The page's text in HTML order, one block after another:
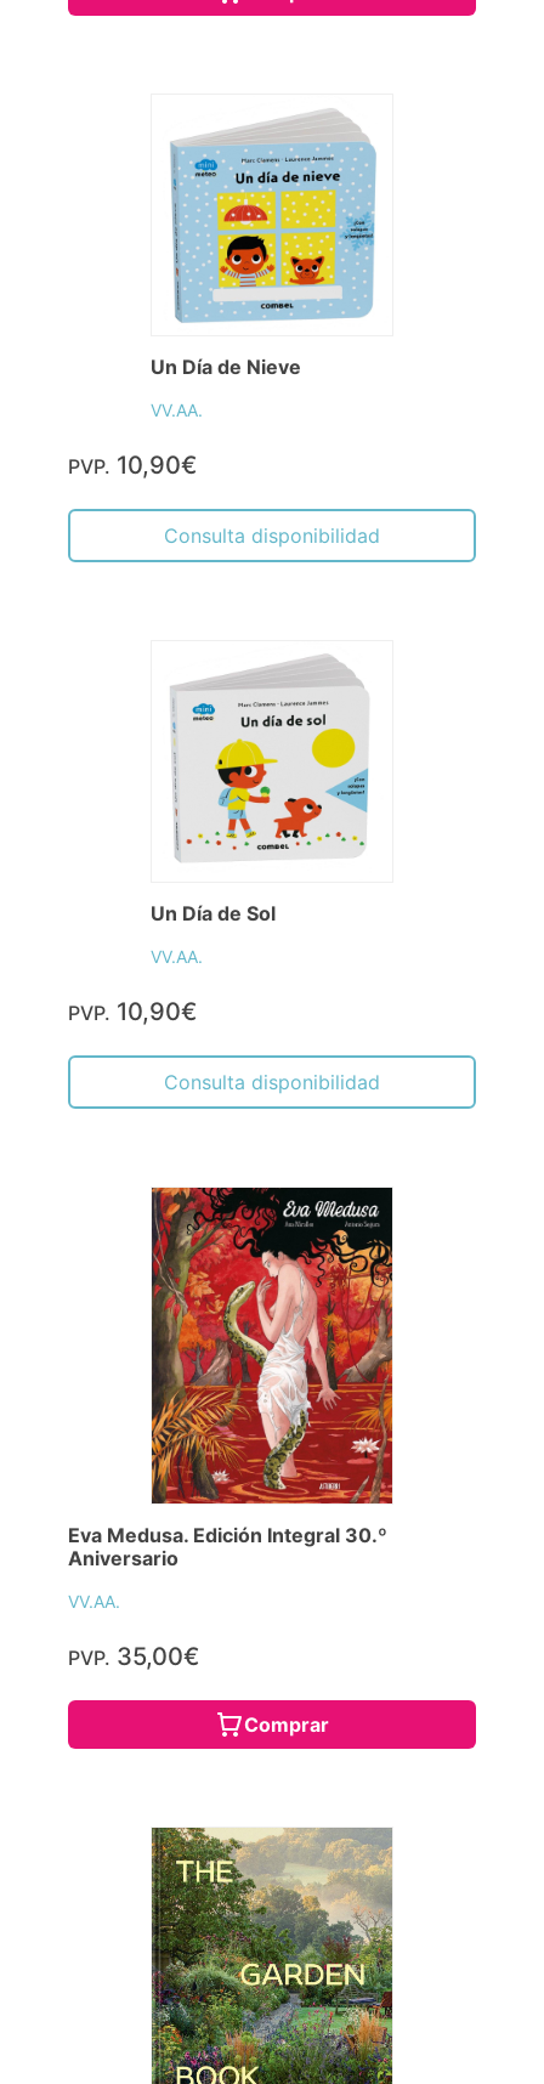
Un Día de Nieve
VV.AA.
PVP. 10,90€
Consulta disponibilidad
Un Día de Sol
VV.AA.
PVP. 10,90€
Consulta disponibilidad
Eva Medusa. Edición Integral 30.º
Aniversario
VV.AA.
PVP. 35,00€
Comprar